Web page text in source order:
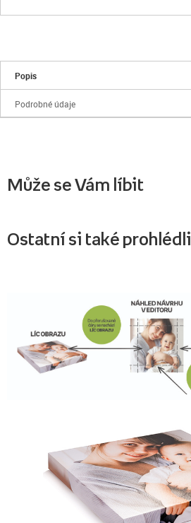
Popis
Podrobné údaje
Může se Vám líbit
Ostatní si také prohlédli